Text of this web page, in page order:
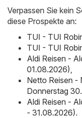
Verpassen Sie kein
diese Prospekte an:
TUI - TUI
TUI - TUI
Aldi Reisen -
01.08.2026)
Netto Reisen -
Donnerstag
Aldi Reisen -
- 31.08.2026).